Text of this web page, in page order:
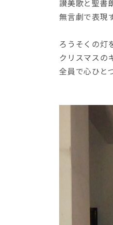
讃美歌と聖書
無言劇で表現
ろうそくの灯
クリスマスの
全員で心ひと